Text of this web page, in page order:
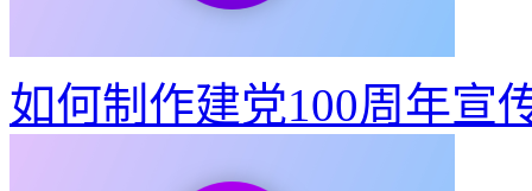
如何制作建党100周年宣